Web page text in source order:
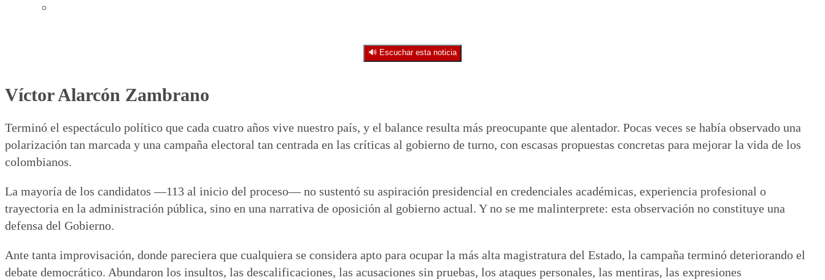
🔊 Escuchar esta noticia
Víctor Alarcón Zambrano
Terminó el espectáculo político que cada cuatro años vive nuestro país, y el balance resulta más preocupante que alentador. Pocas veces se había observado una
polarización tan marcada y una campaña electoral tan centrada en las críticas al gobierno de turno, con escasas propuestas concretas para mejorar la vida de los
colombianos.
La mayoría de los candidatos —113 al inicio del proceso— no sustentó su aspiración presidencial en credenciales académicas, experiencia profesional o
trayectoria en la administración pública, sino en una narrativa de oposición al gobierno actual. Y no se me malinterprete: esta observación no constituye una
defensa del Gobierno.
Ante tanta improvisación, donde pareciera que cualquiera se considera apto para ocupar la más alta magistratura del Estado, la campaña terminó deteriorando el
debate democrático. Abundaron los insultos, las descalificaciones, las acusaciones sin pruebas, los ataques personales, las mentiras, las expresiones